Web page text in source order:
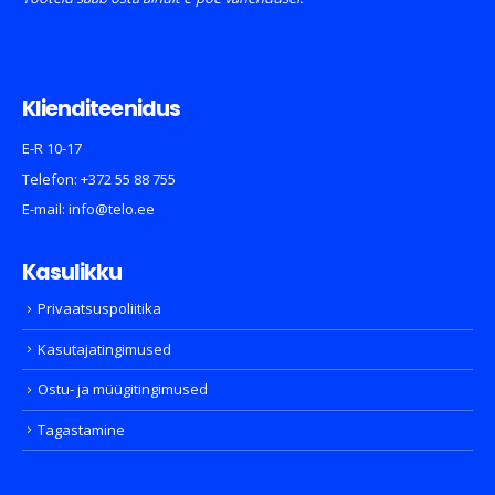
Klienditeenidus
E-R 10-17
Telefon: +372 55 88 755
E-mail: info@telo.ee
Kasulikku
Privaatsuspoliitika
Kasutajatingimused
Ostu- ja müügitingimused
Tagastamine